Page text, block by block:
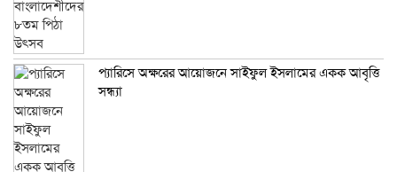
প্যারিসে অক্ষরের আয়োজনে সাইফুল ইসলামের একক আবৃত্তি
সন্ধ্যা